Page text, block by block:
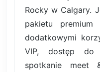
Rocky w Calgary.
pakietu
dodatkowymi
VIP, dostęp do
spotkanie meet